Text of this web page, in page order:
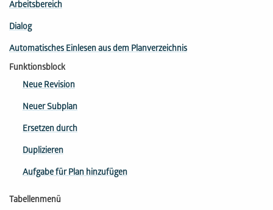
Arbeitsbereich
Dialog
Automatisches Einlesen aus dem Planverzeichnis
Funktionsblock
Neue Revision
Neuer Subplan
Ersetzen durch
Duplizieren
Aufgabe für Plan hinzufügen
Tabellenmenü